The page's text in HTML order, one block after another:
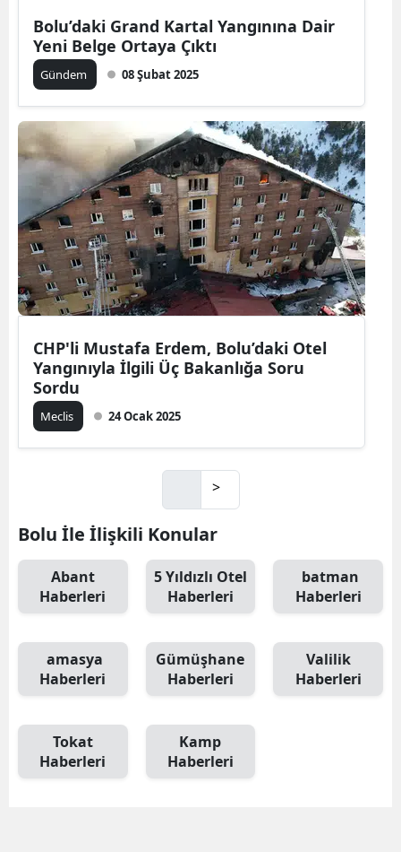
Bolu’daki Grand Kartal Yangınına Dair
Yeni Belge Ortaya Çıktı
Gündem 08 Şubat 2025
CHP'li Mustafa Erdem, Bolu’daki Otel
Yangınıyla İlgili Üç Bakanlığa Soru
Sordu
Meclis 24 Ocak 2025
>
Bolu İle İlişkili Konular
Abant
Haberleri
5 Yıldızlı Otel
Haberleri
batman
Haberleri
amasya
Haberleri
Gümüşhane
Haberleri
Valilik
Haberleri
Tokat
Haberleri
Kamp
Haberleri